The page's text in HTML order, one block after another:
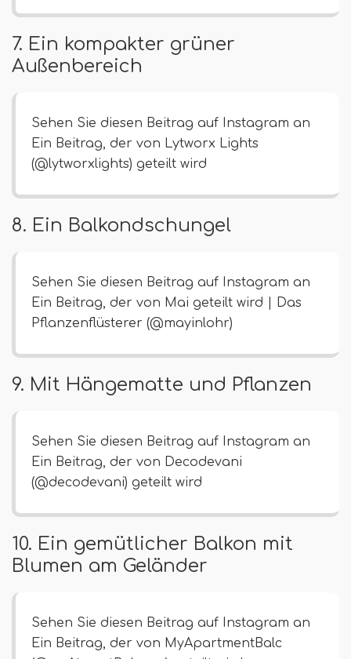
7. Ein kompakter grüner
Außenbereich
Sehen Sie diesen Beitrag auf Instagram an
Ein Beitrag, der von Lytworx Lights
(@lytworxlights) geteilt wird
8. Ein Balkondschungel
Sehen Sie diesen Beitrag auf Instagram an
Ein Beitrag, der von Mai geteilt wird | Das
Pflanzenflüsterer (@mayinlohr)
9. Mit Hängematte und Pflanzen
Sehen Sie diesen Beitrag auf Instagram an
Ein Beitrag, der von Decodevani
(@decodevani) geteilt wird
10. Ein gemütlicher Balkon mit
Blumen am Geländer
Sehen Sie diesen Beitrag auf Instagram an
Ein Beitrag, der von MyApartmentBalc